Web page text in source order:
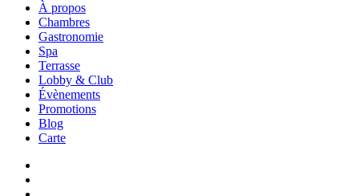
À propos
Chambres
Gastronomie
Spa
Terrasse
Lobby & Club
Évènements
Promotions
Blog
Carte